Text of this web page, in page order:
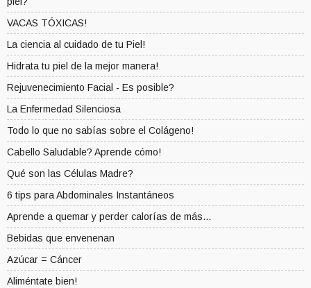
VACAS TÓXICAS!
La ciencia al cuidado de tu Piel!
Hidrata tu piel de la mejor manera!
Rejuvenecimiento Facial - Es posible?
La Enfermedad Silenciosa
Todo lo que no sabías sobre el Colágeno!
Cabello Saludable? Aprende cómo!
Qué son las Células Madre?
6 tips para Abdominales Instantáneos
Aprende a quemar y perder calorías de más...
Bebidas que envenenan
Azúcar = Cáncer
Aliméntate bien!